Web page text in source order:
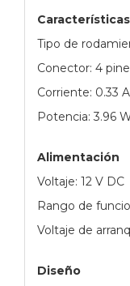
Características
Tipo de
Conector: 4
Corriente: 0.33 A
Potencia: 3.96
Alimentación
Voltaje: 12 V DC
Rango de
Voltaje de
Diseño